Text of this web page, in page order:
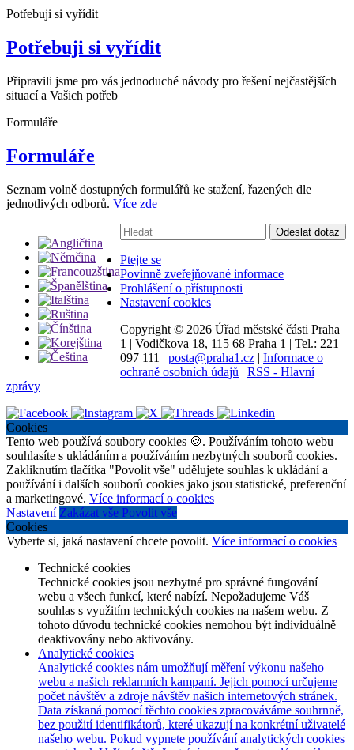
Potřebuji si vyřídit
Potřebuji si vyřídit
Připravili jsme pro vás jednoduché návody pro řešení nejčastějších
situací a Vašich potřeb
Formuláře
Formuláře
Seznam volně dostupných formulářů ke stažení, řazených dle
jednotlivých odborů. Více zde
Vyhledávání:
Odeslat dotaz
Ptejte se
Povinně zveřejňované informace
Prohlášení o přístupnosti
Nastavení cookies
Copyright © 2026 Úřad městské části Praha
1 | Vodičkova 18, 115 68 Praha 1 | Tel.: 221
097 111 | posta@praha1.cz | Informace o
ochraně osobních údajů | RSS - Hlavní
zprávy
Cookies
Tento web používá soubory cookies 🍪. Používáním tohoto webu
souhlasíte s ukládáním a používáním nezbytných souborů cookies.
Zakliknutím tlačítka "Povolit vše" udělujete souhlas k ukládání a
používání i dalších souborů cookies jako jsou statistické, preferenční
a marketingové. Více informací o cookies
Nastavení Zakázat vše Povolit vše
Cookies
Vyberte si, jaká nastavení chcete povolit. Více informací o cookies
Technické cookies
Technické cookies jsou nezbytné pro správné fungování
webu a všech funkcí, které nabízí. Nepožadujeme Váš
souhlas s využitím technických cookies na našem webu. Z
tohoto důvodu technické cookies nemohou být individuálně
deaktivovány nebo aktivovány.
Analytické cookies
Analytické cookies nám umožňují měření výkonu našeho
webu a našich reklamních kampaní. Jejich pomocí určujeme
počet návštěv a zdroje návštěv našich internetových stránek.
Data získaná pomocí těchto cookies zpracováváme souhrnně,
bez použití identifikátorů, které ukazují na konkrétní uživatelé
našeho webu. Pokud vypnete používání analytických cookies